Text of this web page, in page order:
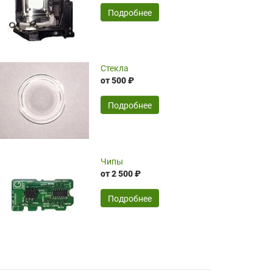
временные затраты по достаточно
оптимизированной стоимости, чему
чрезмерно благодарны!)))
SERGEY FOURSOV,24.04.2026
широкий ассортимент ламп, как оригиналов,
так и аналогов.Быстрое оформление и
передача в доставку, приемлемые цены. Мне
понравилось.
Читать полностью
16.04.2026
Подробнее
Стекла
от 500 ₽
Подробнее
Чипы
от 2 500 ₽
Подробнее